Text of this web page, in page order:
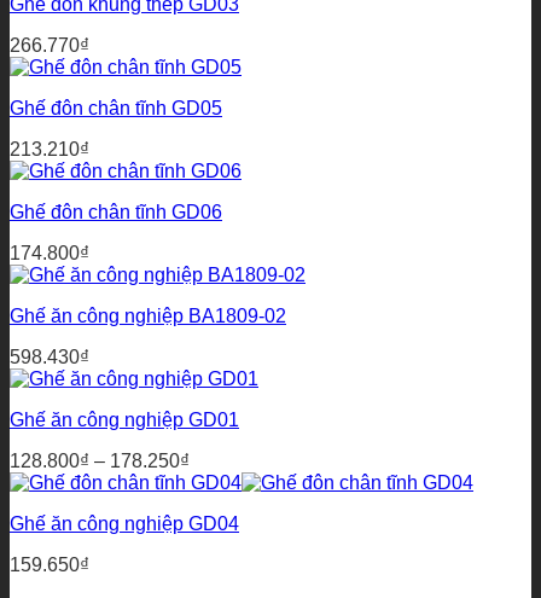
266.770₫
Ghế đôn chân tĩnh GD05
213.210₫
Ghế đôn chân tĩnh GD06
174.800₫
Ghế ăn công nghiệp BA1809-02
598.430₫
Ghế ăn công nghiệp GD01
128.800₫ – 178.250₫
giá:
128.800₫
Ghế ăn công nghiệp GD04
159.650₫